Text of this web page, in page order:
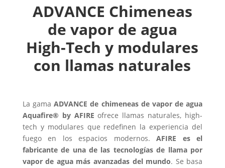
ADVANCE Chimeneas
de vapor de agua
High-Tech y modulares
con llamas naturales
La gamaADVANCE de chimeneas de vapor de agua
Aquafire® by AFIRE ofrece llamas naturales, high-
tech y modulares que redefinen la experiencia del
fuego en los espacios modernos.AFIRE es el
fabricante de una de las tecnologías de llama por
vapor de agua más avanzadas del mundo. Se basa